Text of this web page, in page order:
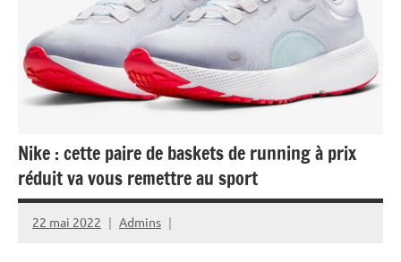
Nike : cette paire de baskets de running à prix
réduit va vous remettre au sport
22 mai 2022 Admins